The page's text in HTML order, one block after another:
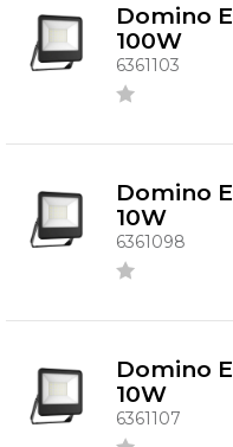
Domino E
100W
6361103
Domino E
10W
6361098
Domino E
10W
6361107